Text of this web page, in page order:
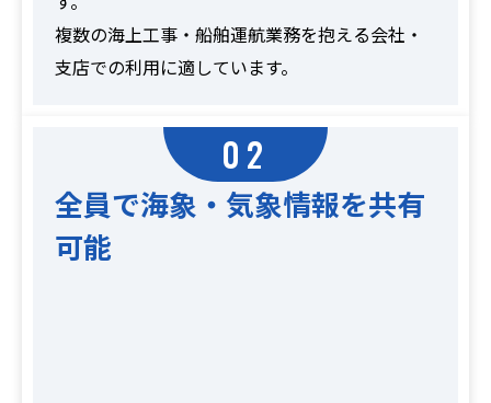
複数の海上工事・船舶運航業務を抱える会社・
支店での利用に適しています。
02
全員で海象・気象情報を共有
可能